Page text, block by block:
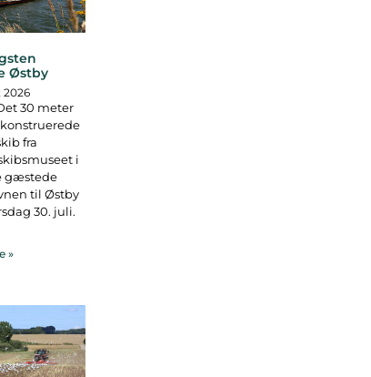
Østby
2026
30 meter
fra
i
gæstede
til Østby
30. juli.
»